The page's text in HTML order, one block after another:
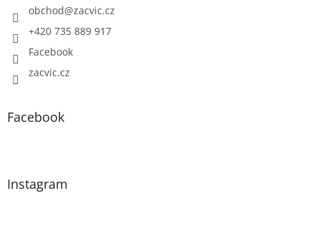
obchod@zacvic.cz
+420 735 889 917
Facebook
zacvic.cz
Facebook
Instagram